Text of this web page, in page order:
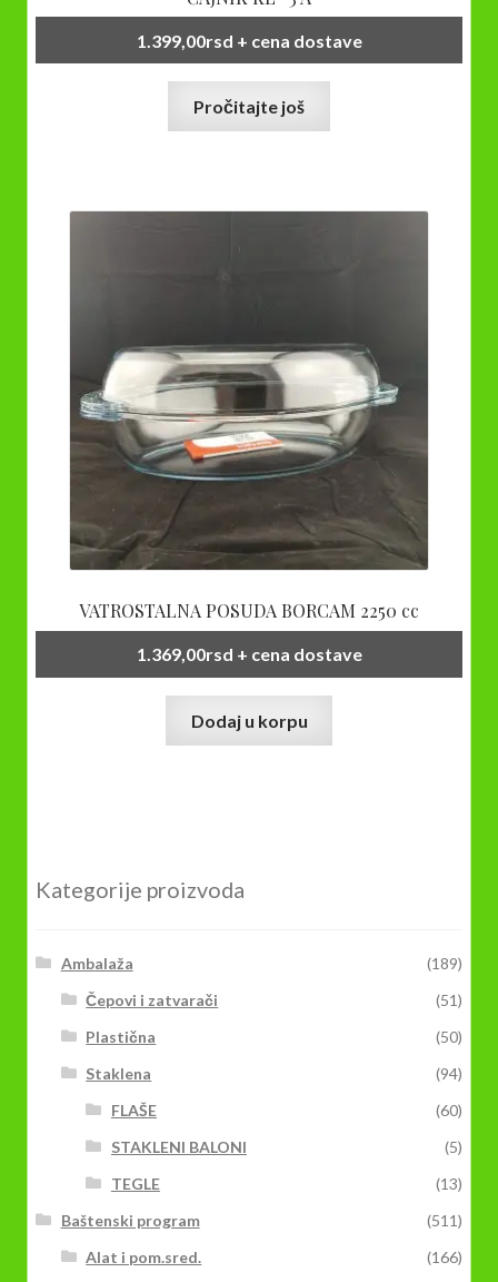
1.399,00rsd + cena dostave
Pročitajte još
VATROSTALNA POSUDA BORCAM 2250 cc
1.369,00rsd + cena dostave
Dodaj u korpu
Kategorije proizvoda
Ambalaža
(189)
Čepovi i zatvarači
(51)
Plastična
(50)
Staklena
(94)
FLAŠE
(60)
STAKLENI BALONI
(5)
TEGLE
(13)
Baštenski program
(511)
Alat i pom.sred.
(166)